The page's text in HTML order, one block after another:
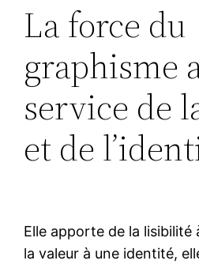
La force du
graphisme
service de
et de
Elle apporte de la lisibilité
la valeur à une identité,